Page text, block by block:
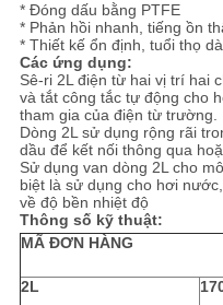
TRANG
WEB
PRIVACY
POLICY
* Đóng dấu bằng PTFE
* Phản hồi nhanh, tiếng ồn
* Thiết kế ổn định, tuổi thọ
Các ứng dụng:
Sê-ri 2L điện từ hai vị trí hai
và tắt công tắc tự động cho
tham gia của điện từ trường.
Dòng 2L sử dụng rộng rãi
dầu để kết nối thông qua
Sử dụng van dòng 2L cho
biệt là sử dụng cho hơi
về độ bền nhiệt độ
Thông số kỹ thuật:
MÃ ĐƠN HÀNG
2L